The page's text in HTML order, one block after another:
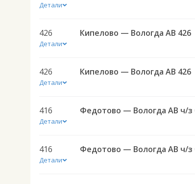
Детали
426
Детали
Кипелово — Вологда АВ 426
426
Детали
Кипелово — Вологда АВ 426
416
Детали
416
Детали